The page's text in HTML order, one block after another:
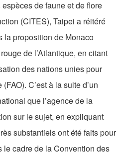
de faune et de flore
(CITES), Taipei a réitéré
la proposition de Monaco
de l’Atlantique, en citant
des nations unies pour
C’est à la suite d’un
que l’agence de la
sur le sujet, en expliquant
substantiels ont été faits pour
le cadre de la Convention des